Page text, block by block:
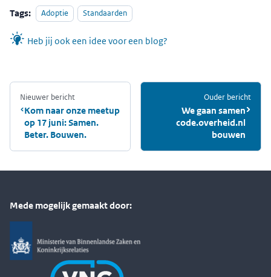
Tags: Adoptie Standaarden
Heb jij ook een idee voor een blog?
Nieuwer bericht
Kom naar onze meetup
op 17 juni: Samen.
Beter. Bouwen.
Ouder bericht
We gaan samen
code.overheid.nl
bouwen
Mede mogelijk gemaakt door: